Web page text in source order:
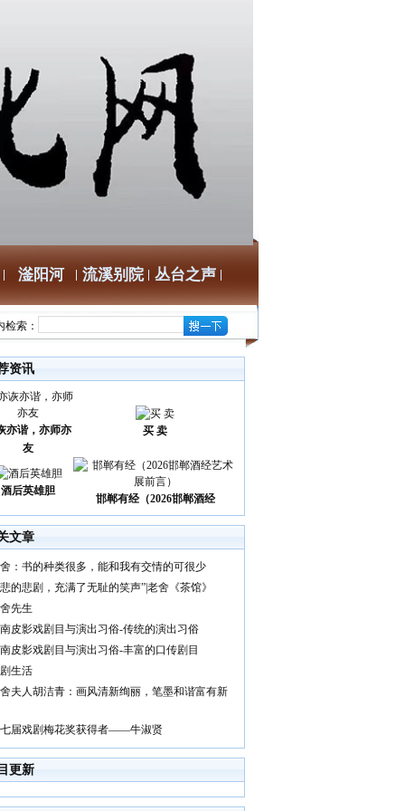
滏阳河 流溪别院 丛台之声
检索：
资讯
亦谐，亦师亦
友
买 卖
酒后英雄胆
邯郸有经（2026邯郸酒经
文章
：书的种类很多，能和我有交情的可很少
的悲剧，充满了无耻的笑声”|老舍《茶馆》
先生
皮影戏剧目与演出习俗-传统的演出习俗
皮影戏剧目与演出习俗-丰富的口传剧目
生活
夫人胡洁青：画风清新绚丽，笔墨和谐富有新
届戏剧梅花奖获得者——牛淑贤
更新